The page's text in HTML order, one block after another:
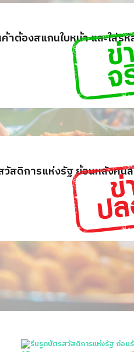
ต้องสแกนใบหน้า และใส่ร
สดิการแห่งรัฐ ย้อนหลังคน